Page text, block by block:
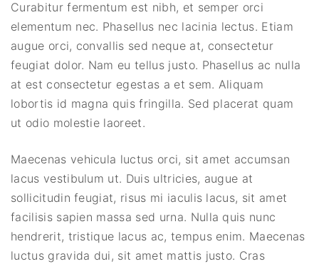
Curabitur fermentum est nibh, et semper orci
elementum nec. Phasellus nec lacinia lectus. Etiam
augue orci, convallis sed neque at, consectetur
feugiat dolor. Nam eu tellus justo. Phasellus ac nulla
at est consectetur egestas a et sem. Aliquam
lobortis id magna quis fringilla. Sed placerat quam
ut odio molestie laoreet.
Maecenas vehicula luctus orci, sit amet accumsan
lacus vestibulum ut. Duis ultricies, augue at
sollicitudin feugiat, risus mi iaculis lacus, sit amet
facilisis sapien massa sed urna. Nulla quis nunc
hendrerit, tristique lacus ac, tempus enim. Maecenas
luctus gravida dui, sit amet mattis justo. Cras